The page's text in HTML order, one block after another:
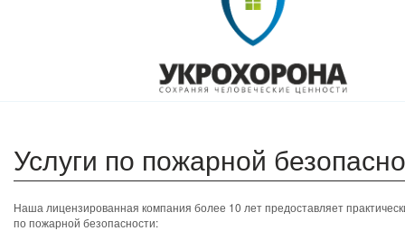
Услуги по пожарной
Наша лицензированная компания более 10 лет предоставляет
по пожарной безопасности: